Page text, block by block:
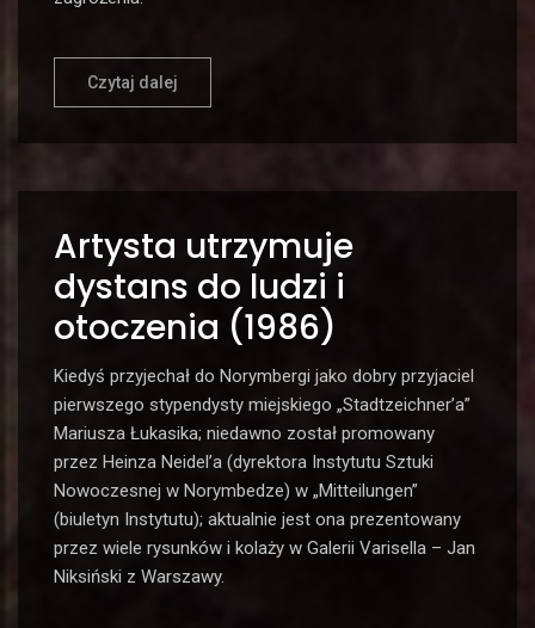
Czytaj dalej
Artysta utrzymuje
dystans do ludzi i
otoczenia (1986)
Kiedyś przyjechał do Norymbergi jako dobry przyjaciel
pierwszego stypendysty miejskiego „Stadtzeichner’a”
Mariusza Łukasika; niedawno został promowany
przez Heinza Neidel’a (dyrektora Instytutu Sztuki
Nowoczesnej w Norymbedze) w „Mitteilungen”
(biuletyn Instytutu); aktualnie jest ona prezentowany
przez wiele rysunków i kolaży w Galerii Varisella – Jan
Niksiński z Warszawy.